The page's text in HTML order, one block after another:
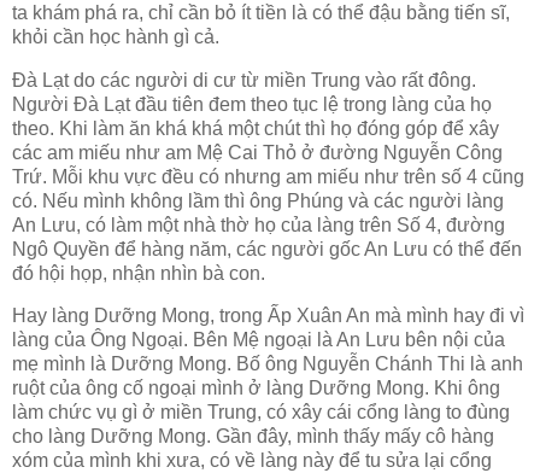
ta khám phá ra, chỉ cần bỏ ít tiền là có thể đậu bằng tiến sĩ,
khỏi cần học hành gì cả.
Đà Lạt do các người di cư từ miền Trung vào rất đông.
Người Đà Lạt đầu tiên đem theo tục lệ trong làng của họ
theo. Khi làm ăn khá khá một chút thì họ đóng góp để xây
các am miếu như am Mệ Cai Thỏ ở đường Nguyễn Công
Trứ. Mỗi khu vực đều có nhưng am miếu như trên số 4 cũng
có. Nếu mình không lầm thì ông Phúng và các người làng
An Lưu, có làm một nhà thờ họ của làng trên Số 4, đường
Ngô Quyền để hàng năm, các người gốc An Lưu có thể đến
đó hội họp, nhận nhìn bà con.
Hay làng Dưỡng Mong, trong Ấp Xuân An mà mình hay đi vì
làng của Ông Ngoại. Bên Mệ ngoại là An Lưu bên nội của
mẹ mình là Dưỡng Mong. Bố ông Nguyễn Chánh Thi là anh
ruột của ông cố ngoại mình ở làng Dưỡng Mong. Khi ông
làm chức vụ gì ở miền Trung, có xây cái cổng làng to đùng
cho làng Dưỡng Mong. Gần đây, mình thấy mấy cô hàng
xóm của mình khi xưa, có về làng này để tu sửa lại cổng